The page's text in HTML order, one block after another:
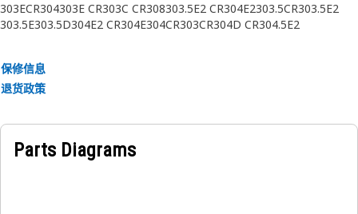
应用：
请参阅用户手册或联系当地 Cat 代理商了解更多信息。
303ECR304303E CR303C CR308303.5E2 CR304E2303.5CR303.5E2
303.5E303.5D304E2 CR304E304CR303CR304D CR304.5E2
保修信息
退货政策
Parts Diagrams